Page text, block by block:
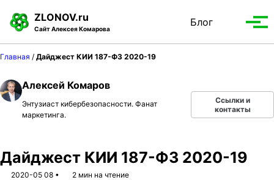
p
o
p
a
r
p
o
c
e
n
p
o
f
e
r
ZLONOV.ru
Сайт Алексея Комарова
Блог
Toggle
Главная / Дайджест КИИ 187-ФЗ 2020-19
Алексей Комаров
Энтузиаст кибербезопасности. Фанат
маркетинга.
Ссылки и
контакты
Дайджест КИИ 187-ФЗ 2020-19
2020-05 08 2 мин на чтение